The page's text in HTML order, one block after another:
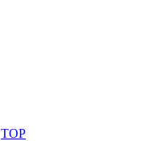
TOP